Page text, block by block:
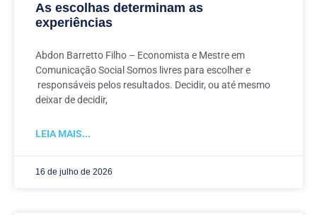
As escolhas determinam as
experiências
Abdon Barretto Filho – Economista e Mestre em
Comunicação Social Somos livres para escolher e
responsáveis pelos resultados. Decidir, ou até mesmo
deixar de decidir,
LEIA MAIS...
16 de julho de 2026